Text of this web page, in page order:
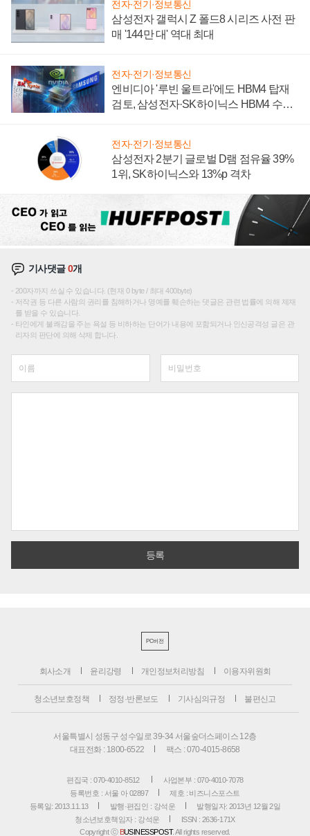
전자·전기·정보통신
삼성전자 갤럭시 Z 폴드8 시리즈 사전 판
매 '144만 대' 역대 최대
전자·전기·정보통신
엔비디아 '루빈 울트라'에도 HBM4 탑재
검토, 삼성전자·SK하이닉스 HBM4 수율
전자·전기·정보통신
삼성전자 2분기 글로벌 D램 점유율 39%
1위, SK하이닉스와 13%p 격차
기사댓글0개
200자까지 쓰실 수 있습니다. (현재 0 byte / 최대 400byte)
저작권 등 다른 사람의 권리를 침해하거나 명예를 훼손하는 댓글은 관련 법률에 의해 제재
를 받을 수 있습니다.
타인에게 불쾌감을 주는 욕설 등 비하하는 단어가 내용에 포함되거나 인신공격성 글은 관
리자의 판단에 의해 삭제 합니다.
PC버전
회사소개 윤리강령 개인정보처리방침 이용자위원회
청소년보호정책 정정·반론보도 기사심의규정 불편신고
서울특별시 성동구 성수일로 39-34 서울숲더스페이스 12층
대표전화 : 1800-6522
팩스 : 070-4015-8658
편집국 : 070-4010-8512
사업본부 : 070-4010-7078
등록번호 : 서울 아 02897
제호 : 비즈니스포스트
등록일: 2013.11.13
발행·편집인 : 강석운
발행일자: 2013년 12월 2일
청소년보호책임자 : 강석운
ISSN : 2636-171X
Copyright ⓒ BUSINESSPOST. All rights reserved.